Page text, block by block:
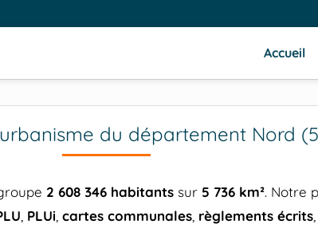
Accueil
du département Nord
2 608 346 habitants sur 5 736 km². Notre
PLUi cartes communales règlements écrits